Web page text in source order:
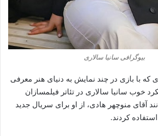
بیوگرافی سانیا سالاری
که با بازی در چند نمایش به دنیای هنر معرفی
خوب سانیا سالاری در تئاتر فیلمسازان
آقای منوچهر هادی، از او برای سریال جدید
کردند.